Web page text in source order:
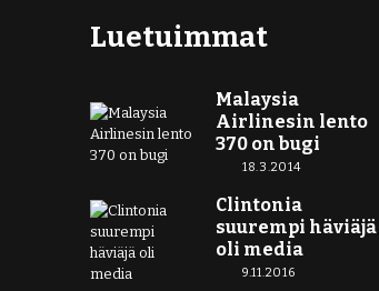
Luetuimmat
Malaysia
Airlinesin lento
370 on bugi
18.3.2014
Clintonia
suurempi häviäjä
oli media
9.11.2016